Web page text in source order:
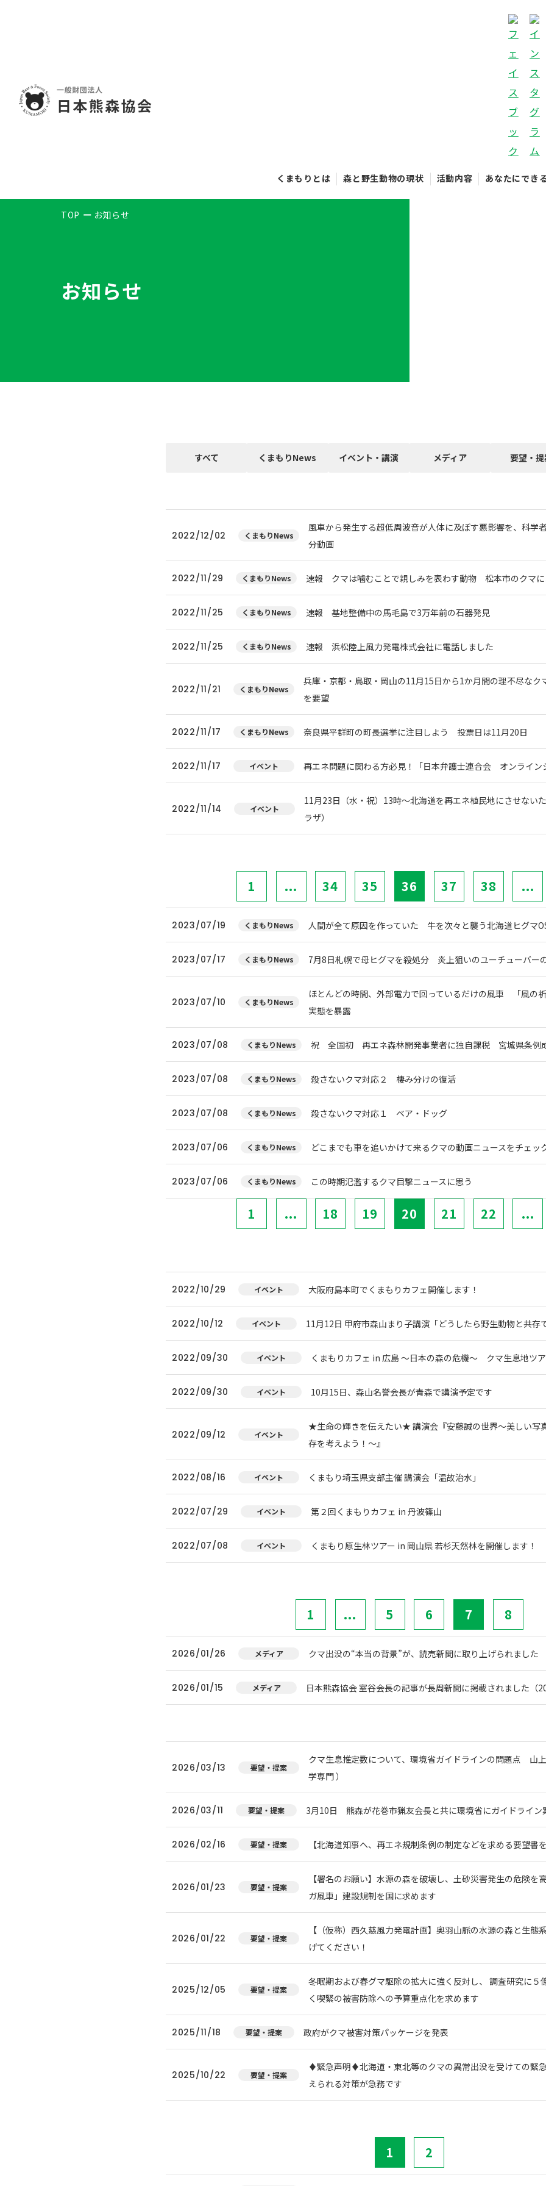
くまもりとは 森と野生動物の現状 活動内容 あなたにでき
TOP お知らせ
お知らせ
すべて くまもりNews イベント・講演 メディア 要望・
2022/12/02 くまもりNews
風車から発生する超低周波音が人体に及ぼす悪影響を、科学
分動画
2022/11/29 くまもりNews 速報 クマは噛むことで親しみを表わす動物 松本市のクマに
2022/11/25 くまもりNews 速報 基地整備中の馬毛島で3万年前の石器発見
2022/11/25 くまもりNews 速報 浜松陸上風力発電株式会社に電話しました
2022/11/21 くまもりNews
兵庫・京都・鳥取・岡山の11月15日から1か月間の理不尽なク
を要望
2022/11/17 くまもりNews 奈良県平群町の町長選挙に注目しよう 投票日は11月20日
2022/11/17 イベント 再エネ問題に関わる方必見！「日本弁護士連合会 オンライン
2022/11/14 イベント
11月23日（水・祝）13時～北海道を再エネ植民地にさせない
ラザ）
1 ... 34 35 36 37 38 ...
2023/07/19 くまもりNews 人間が全て原因を作っていた 牛を次々と襲う北海道ヒグマ
2023/07/17 くまもりNews 7月8日札幌で母ヒグマを殺処分 炎上狙いのユーチューバー
2023/07/10 くまもりNews
ほとんどの時間、外部電力で回っているだけの風車 「風の
実態を暴露
2023/07/08 くまもりNews 祝 全国初 再エネ森林開発事業者に独自課税 宮城県条例
2023/07/08 くまもりNews 殺さないクマ対応２ 棲み分けの復活
2023/07/08 くまもりNews 殺さないクマ対応１ ベア・ドッグ
2023/07/06 くまもりNews どこまでも車を追いかけて来るクマの動画ニュースをチェッ
2023/07/06 くまもりNews この時期氾濫するクマ目撃ニュースに思う
1 ... 18 19 20 21 22 ...
2022/10/29 イベント 大阪府島本町でくまもりカフェ開催します！
2022/10/12 イベント 11月12日 甲府市森山まり子講演「どうしたら野生動物と共存
2022/09/30 イベント くまもりカフェ in 広島 ～日本の森の危機～ クマ生息地ツア
2022/09/30 イベント 10月15日、森山名誉会長が青森で講演予定です
2022/09/12 イベント
★生命の輝きを伝えたい★ 講演会『安藤誠の世界～美しい写
存を考えよう！～』
2022/08/16 イベント くまもり埼玉県支部主催 講演会「温故治水」
2022/07/29 イベント 第２回くまもりカフェ in 丹波篠山
2022/07/08 イベント くまもり原生林ツアー in 岡山県 若杉天然林を開催します！
1 ... 5 6 7 8
2026/01/26 メディア クマ出没の“本当の背景”が、読売新聞に取り上げられました
2026/01/15 メディア 日本熊森協会 室谷会長の記事が長周新聞に掲載されました（
2026/03/13 要望・提案
クマ生息推定数について、環境省ガイドラインの問題点 山
学専門 ）
2026/03/11 要望・提案 3月10日 熊森が花巻市猟友会長と共に環境省にガイドライン
2026/02/16 要望・提案 【北海道知事へ、再エネ規制条例の制定などを求める要望書
2026/01/23 要望・提案
【署名のお願い】水源の森を破壊し、土砂災害発生の危険を
ガ風車」建設規制を国に求めます
2026/01/22 要望・提案
【（仮称）西久慈風力発電計画】奥羽山脈の水源の森と生態
げてください！
2025/12/05 要望・提案
冬眠期および春グマ駆除の拡大に強く反対し、 調査研究に５
く喫緊の被害防除への予算重点化を求めます
2025/11/18 要望・提案 政府がクマ被害対策パッケージを発表
2025/10/22 要望・提案
♦️緊急声明♦️北海道・東北等のクマの異常出没を受けての緊
えられる対策が急務です
1 2